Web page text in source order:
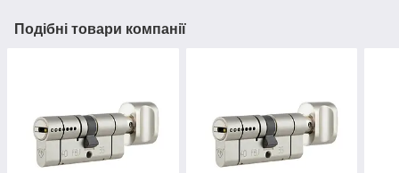
Подібні товари компанії